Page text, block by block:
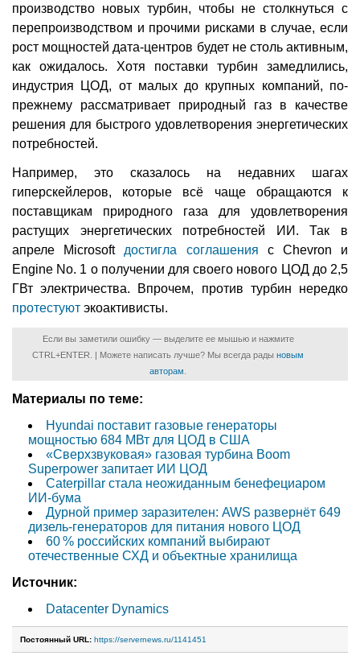
производство новых турбин, чтобы не столкнуться с
перепроизводством и прочими рисками в случае, если
рост мощностей дата-центров будет не столь активным,
как ожидалось. Хотя поставки турбин замедлились,
индустрия ЦОД, от малых до крупных компаний, по-
прежнему рассматривает природный газ в качестве
решения для быстрого удовлетворения энергетических
потребностей.
Например, это сказалось на недавних шагах
гиперскейлеров, которые всё чаще обращаются к
поставщикам природного газа для удовлетворения
растущих энергетических потребностей ИИ. Так в
апреле Microsoft достигла соглашения с Chevron и
Engine No. 1 о получении для своего нового ЦОД до 2,5
ГВт электричества. Впрочем, против турбин нередко
протестуют экоактивисты.
Если вы заметили ошибку — выделите ее мышью и нажмите
CTRL+ENTER. | Можете написать лучше? Мы всегда рады новым
авторам
Материалы по теме:
Hyundai поставит газовые генераторы
мощностью 684 МВт для ЦОД в США
«Сверхзвуковая» газовая турбина Boom
Superpower запитает ИИ ЦОД
Caterpillar стала неожиданным бенефециаром
ИИ-бума
Дурной пример заразителен: AWS развернёт 649
дизель-генераторов для питания нового ЦОД
60 % российских компаний выбирают
отечественные СХД и объектные хранилища
Источник:
Datacenter Dynamics
Постоянный URL: https://servernews.ru/1141451